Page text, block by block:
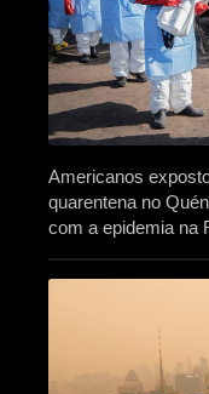
Americanos
quarentena no
com a epidemia na